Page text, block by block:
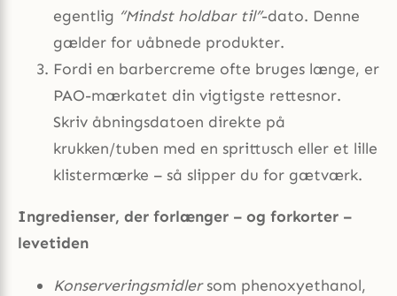
egentlig “Mindst holdbar til”-dato. Denne
gælder for uåbnede produkter.
Fordi en barbercreme ofte bruges længe, er
PAO-mærkatet din vigtigste rettesnor.
Skriv åbningsdatoen direkte på
krukken/tuben med en sprittusch eller et lille
klistermærke – så slipper du for gætværk.
Ingredienser, der forlænger – og forkorter –
levetiden
Konserveringsmidlersom phenoxyethanol,